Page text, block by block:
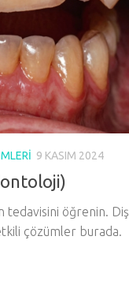
9 KASIM 2024
tedavisini öğrenin. Diş
çözümler burada.